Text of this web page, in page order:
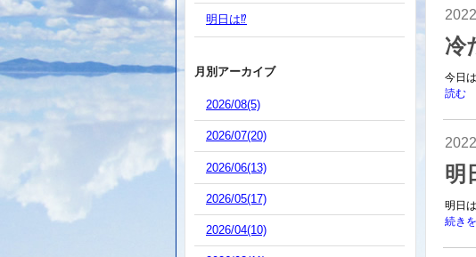
明日は⁉️
月別アーカイブ
2026/08(5)
2026/07(20)
2026/06(13)
2026/05(17)
2026/04(10)
冷
今日
読む
明
明日
続き